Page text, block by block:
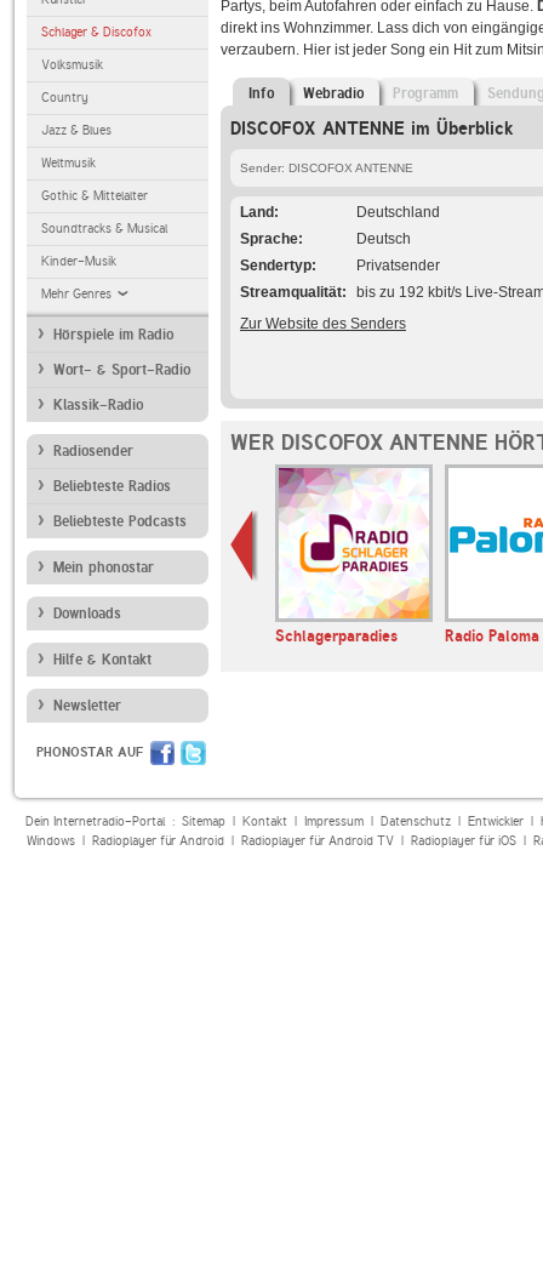
Schlager & Discofox
Volksmusik
Country
Jazz & Blues
Weltmusik
Gothic & Mittelalter
Soundtracks & Musical
Kinder-Musik
Mehr Genres
Hörspiele im Radio
Wort- & Sport-Radio
Klassik-Radio
Radiosender
Beliebteste Radios
Beliebteste Podcasts
Mein phonostar
Downloads
Hilfe & Kontakt
Newsletter
PHONOSTAR AUF
Partys, beim Autofahren oder einfach zu Hause.
direkt ins Wohnzimmer. Lass dich von
verzaubern. Hier ist jeder Song ein Hit zum
Info Webradio Programm
DISCOFOX ANTENNE im Überblick
Sender: DISCOFOX ANTENNE
Land
Deutschland
Sprache
Deutsch
Sendertyp
Privatsender
Streamqualität
bis zu 192 kbit/s Live-
Zur Website des Senders
WER DISCOFOX ANTENNE
Absolute Chillout Schlagerparadies Radio Paloma
Dein Internetradio-Portal : Sitemap| Kontakt| Impressum| Datenschutz| Entwickler|
Windows| Radioplayer für Android| Radioplayer für Android TV| Radioplayer für iOS|